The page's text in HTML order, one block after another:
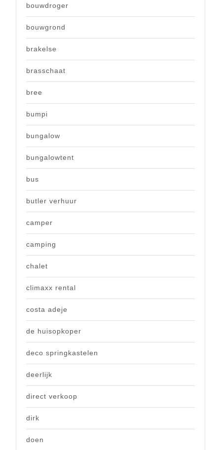
bouwdroger
bouwgrond
brakelse
brasschaat
bree
bumpi
bungalow
bungalowtent
bus
butler verhuur
camper
camping
chalet
climaxx rental
costa adeje
de huisopkoper
deco springkastelen
deerlijk
direct verkoop
dirk
doen